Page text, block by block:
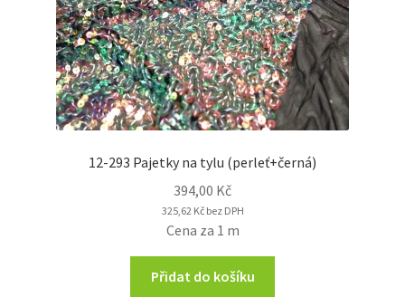
12-293 Pajetky na tylu (perleť+černá)
394,00 Kč
325,62 Kčbez DPH
Cena za 1 m
Přidat do košíku